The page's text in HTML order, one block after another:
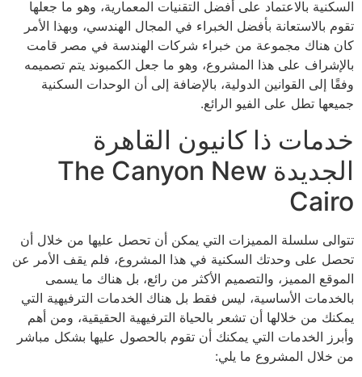
السكنية بالاعتماد على أفضل التقنيات المعمارية، وهو ما جعلها
تقوم بالاستعانة بأفضل الخبراء في المجال الهندسي، وبهذا الأمر
كان هناك مجموعة من خبراء شركات الهندسة في مصر قامت
بالإشراف على هذا المشروع، وهو ما جعل الكمبوند يتم تصميمه
وفقًا إلى القوانين الدولية، بالإضافة إلى أن الوحدات السكنية
جميعها تطل على الفيو الرائع.
خدمات ذا كانيون القاهرة
الجديدة The Canyon New
Cairo
تتوالى سلسلة المميزات التي يمكن أن تحصل عليها من خلال أن
تحصل على وحدتك السكنية في هذا المشروع، فلم يقف الأمر عن
الموقع المميز، والتصميم الأكثر من رائع، بل هناك ما يسمى
بالخدمات الأساسية، ليس فقط بل هناك الخدمات الترفيهية التي
يمكنك من خلالها أن تشعر بالحياة الترفيهية الحقيقية، ومن أهم
وأبرز الخدمات التي يمكنك أن تقوم بالحصول عليها بشكل مباشر
من خلال المشروع ما يلي: